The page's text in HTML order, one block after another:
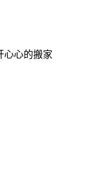
心心的搬家